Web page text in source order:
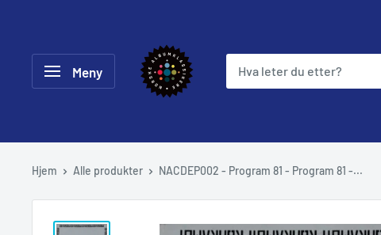
innholdet
Meny
Norske
Albumklassikere
Hjem Alle produkter NACDEP002 - Program 81 - Program 81 -...